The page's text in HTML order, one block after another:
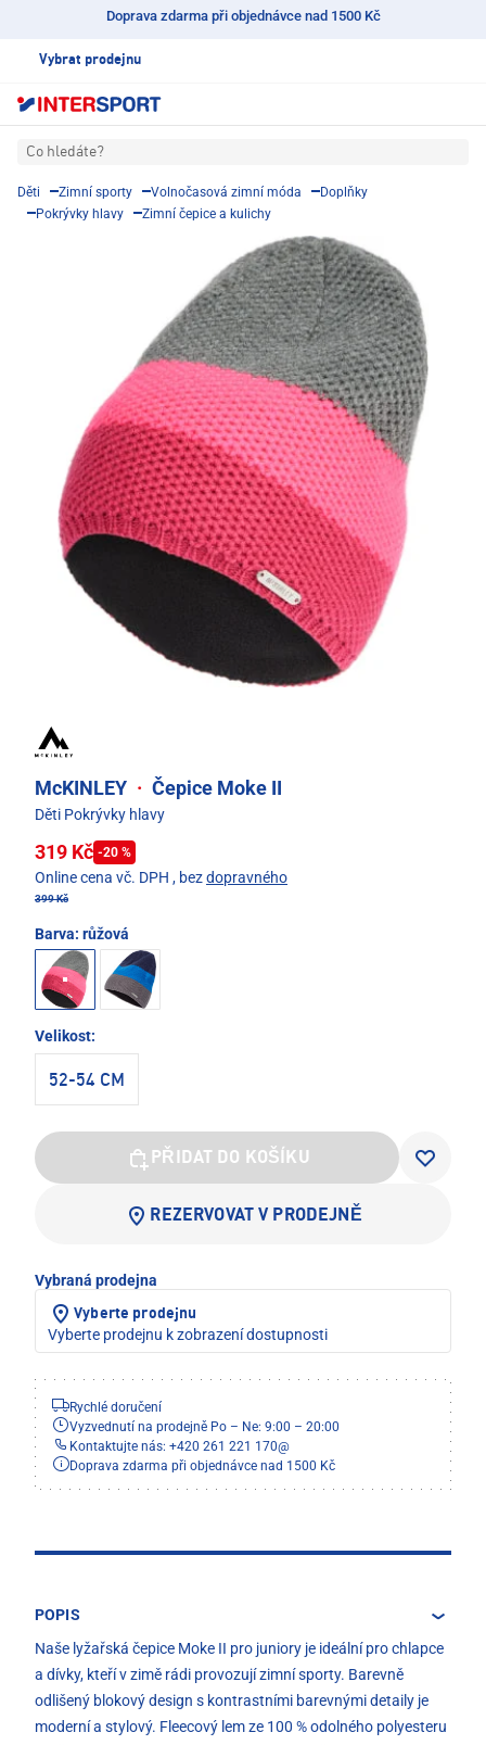
Doprava zdarma při objednávce nad 1500 Kč
Vybrat prodejnu
Co hledáte?
Děti Zimní sporty Volnočasová zimní móda
Doplňky
Pokrývky hlavy
Zimní čepice a kulichy
McKINLEY · Čepice Moke II
Děti Pokrývky hlavy
319 Kč -20 %
Online cena vč. DPH , bezdopravného
399 Kč
Barva: růžová
Velikost:
52-54 CM
PŘIDAT DO KOŠÍKU
REZERVOVAT V PRODEJNĚ
Vybraná prodejna
Vyberte prodejnu
Vyberte prodejnu k zobrazení dostupnosti
Rychlé doručení
Vyzvednutí na prodejně Po – Ne: 9:00 – 20:00
Kontaktujte nás: +420 261 221 170@
Doprava zdarma při objednávce nad 1500 Kč
POPIS
Naše lyžařská čepice Moke II pro juniory je ideální pro chlapce
a dívky, kteří v zimě rádi provozují zimní sporty. Barevně
odlišený blokový design s kontrastními barevnými detaily je
moderní a stylový. Fleecový lem ze 100 % odolného polyesteru